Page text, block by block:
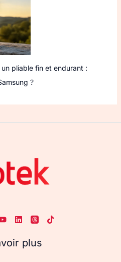
pliable fin et endurant :
?
plus